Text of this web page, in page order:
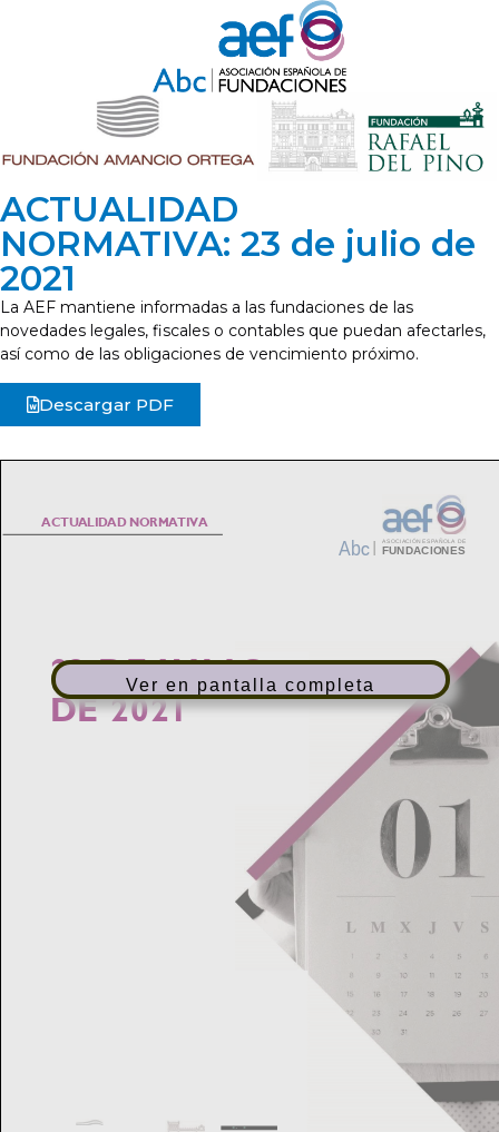
ACTUALIDAD
NORMATIVA: 23 de julio de
2021
La AEF mantiene informadas a las fundaciones de las
novedades legales, fiscales o contables que puedan afectarles,
así como de las obligaciones de vencimiento próximo.
Descargar PDF
Ver en pantalla completa